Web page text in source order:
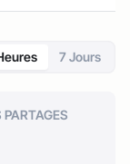
7 Jours
PARTAGES